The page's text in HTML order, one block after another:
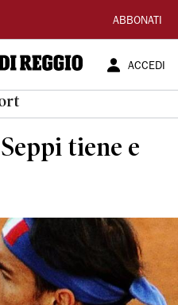
ABBONATI
ACCEDI
tiene e